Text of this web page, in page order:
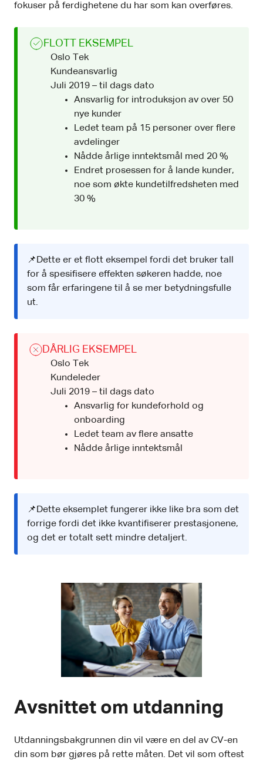
fokuser på ferdighetene du har som kan overføres.
FLOTT EKSEMPEL
Oslo Tek
Kundeansvarlig
Juli 2019 – til dags dato
Ansvarlig for introduksjon av over 50
nye kunder
Ledet team på 15 personer over flere
avdelinger
Nådde årlige inntektsmål med 20 %
Endret prosessen for å lande kunder,
noe som økte kundetilfredsheten med
30 %
📌Dette er et flott eksempel fordi det bruker tall
for å spesifisere effekten søkeren hadde, noe
som får erfaringene til å se mer betydningsfulle
ut.
DÅRLIG EKSEMPEL
Oslo Tek
Kundeleder
Juli 2019 – til dags dato
Ansvarlig for kundeforhold og
onboarding
Ledet team av flere ansatte
Nådde årlige inntektsmål
📌Dette eksemplet fungerer ikke like bra som det
forrige fordi det ikke kvantifiserer prestasjonene,
og det er totalt sett mindre detaljert.
Avsnittet om utdanning
Utdanningsbakgrunnen din vil være en del av CV-en
din som bør gjøres på rette måten. Det vil som oftest